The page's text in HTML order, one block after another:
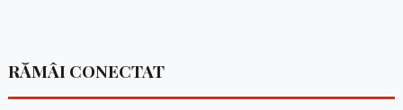
RĂMÂI CONECTAT